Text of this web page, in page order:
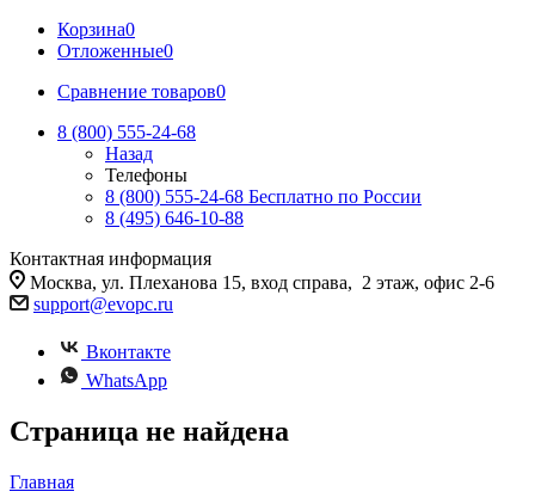
Корзина0
Отложенные0
Сравнение товаров0
8 (800) 555-24-68
Назад
Телефоны
8 (800) 555-24-68 Бесплатно по России
8 (495) 646-10-88
Контактная информация
Москва, ул. Плеханова 15, вход справа, 2 этаж, офис 2-6
support@evopc.ru
Вконтакте
WhatsApp
Страница не найдена
Главная